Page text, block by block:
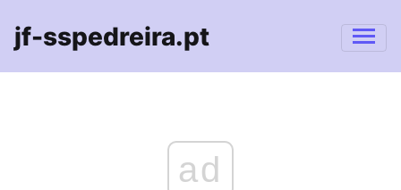
jf-sspedreira.pt
ad